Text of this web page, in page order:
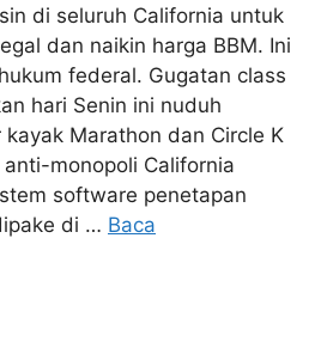
di seluruh California untuk
dan naikin harga BBM. Ini
federal. Gugatan class
hari Senin ini nuduh
Marathon dan Circle K
monopoli California
software penetapan
di … Baca